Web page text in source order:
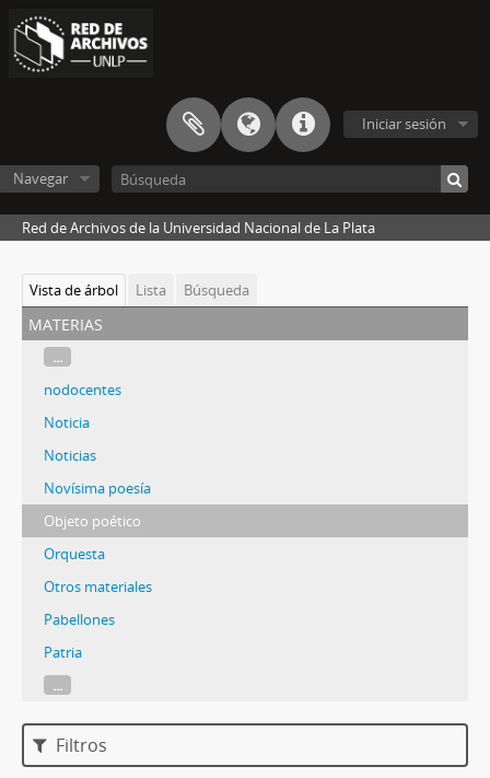
Iniciar sesión
Navegar
Red de Archivos de la Universidad Nacional de La Plata
Vista de árbol Lista Búsqueda
materias
...
nodocentes
Noticia
Noticias
Novísima poesía
Objeto poético
Orquesta
Otros materiales
Pabellones
Patria
...
Filtros